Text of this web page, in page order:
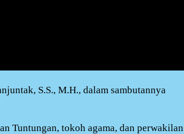
S.S., M.H., dalam sambutannya
Tuntungan, tokoh agama, dan perwakilan